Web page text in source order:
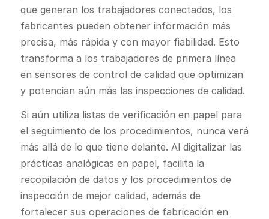
que generan los trabajadores conectados, los
fabricantes pueden obtener información más
precisa, más rápida y con mayor fiabilidad. Esto
transforma a los trabajadores de primera línea
en sensores de control de calidad que optimizan
y potencian aún más las inspecciones de calidad.
Si aún utiliza listas de verificación en papel para
el seguimiento de los procedimientos, nunca verá
más allá de lo que tiene delante. Al digitalizar las
prácticas analógicas en papel, facilita la
recopilación de datos y los procedimientos de
inspección de mejor calidad, además de
fortalecer sus operaciones de fabricación en